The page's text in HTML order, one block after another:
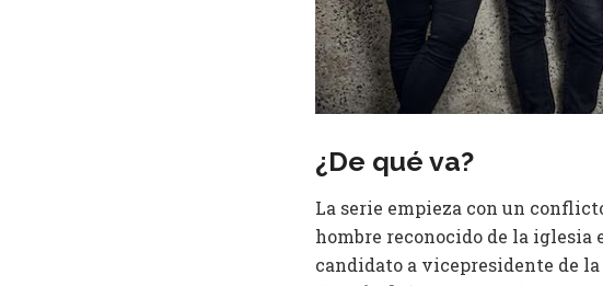
¿De qué va?
La serie empieza con un
hombre reconocido de la
candidato a vicepresidente de